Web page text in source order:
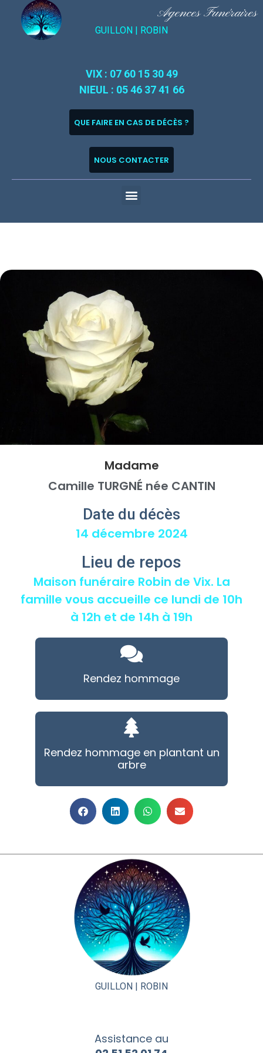
Agences Funéraires
GUILLON | ROBIN
VIX : 07 60 15 30 49
NIEUL : 05 46 37 41 66
QUE FAIRE EN CAS DE DÉCÈS ?
NOUS CONTACTER
Madame
Camille TURGNÉ née CANTIN
Date du décès
14 décembre 2024
Lieu de repos
Maison funéraire Robin de Vix. La
famille vous accueille ce lundi de 10h
à 12h et de 14h à 19h
Rendez hommage
Rendez hommage en plantant un
arbre
GUILLON | ROBIN
Assistance au